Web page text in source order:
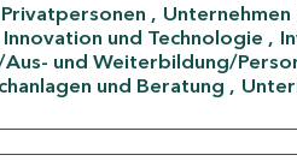
Privatpersonen Unternehmen
Innovation und Technologie
und Weiterbildung/
und Beratung